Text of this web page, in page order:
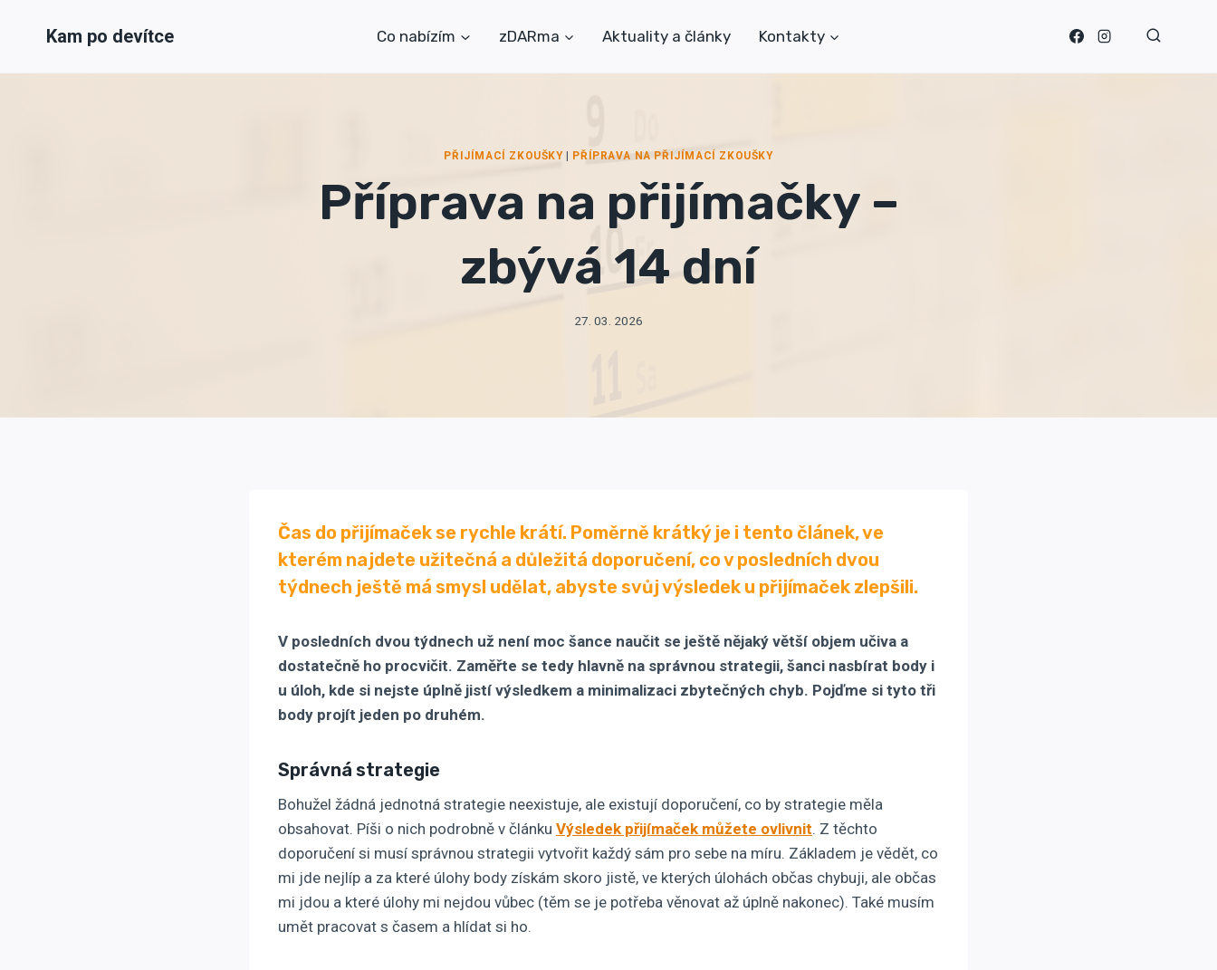
Kam po devítce Co nabízím zDARma Aktuality a články Kontakty
PŘIJÍMACÍ ZKOUŠKY| PŘÍPRAVA NA PŘIJÍMACÍ ZKOUŠKY
Příprava na přijímačky –
zbývá 14 dní
27. 03. 2026
Čas do přijímaček se rychle krátí. Poměrně krátký je i tento článek, ve
kterém najdete užitečná a důležitá doporučení, co v posledních dvou
týdnech ještě má smysl udělat, abyste svůj výsledek u přijímaček zlepšili.
V posledních dvou týdnech už není moc šance naučit se ještě nějaký větší objem učiva a
dostatečně ho procvičit. Zaměřte se tedy hlavně na správnou strategii, šanci nasbírat body i
u úloh, kde si nejste úplně jistí výsledkem a minimalizaci zbytečných chyb. Pojďme si tyto tři
body projít jeden po druhém.
Správná strategie
Bohužel žádná jednotná strategie neexistuje, ale existují doporučení, co by strategie měla
obsahovat. Píši o nich podrobně v článku Výsledek přijímaček můžete ovlivnit. Z těchto
doporučení si musí správnou strategii vytvořit každý sám pro sebe na míru. Základem je vědět, co
mi jde nejlíp a za které úlohy body získám skoro jistě, ve kterých úlohách občas chybuji, ale občas
mi jdou a které úlohy mi nejdou vůbec (těm se je potřeba věnovat až úplně nakonec). Také musím
umět pracovat s časem a hlídat si ho.